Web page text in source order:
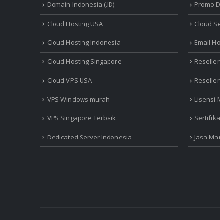
Domain Indonesia (.ID)
Cloud Hosting USA
Cloud Hosting Indonesia
Cloud Hosting Singapore
Cloud VPS USA
VPS Windows murah
VPS Singapore Terbaik
Dedicated Server Indonesia
Promo
Cloud
Email
Lisensi
Jasa